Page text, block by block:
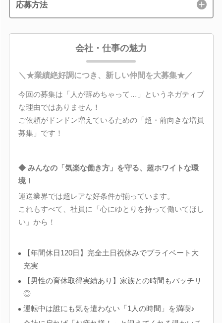
応募方法
会社・仕事の魅力
＼★業績絶好調につき、新しい仲間を大募集★／
今回の募集は「人が辞めちゃって…」というネガティブ
な理由ではありません！
ご依頼がドンドン増えているための「超・前向きな増員
募集」です！
◆ みんなの「気楽な働き方」を守る、超ホワイトな環
境！
運送業界では超レアな好条件が揃っています。
これもすべて、社員に「心にゆとりを持って働いてほし
い」から！
【年間休日120日】完全土日祝休みでプライベート大
充実
【男性の育休取得実績あり】家族との時間もバッチリ
◎
運転中は誰にも気を遣わない「1人の時間」を満喫♪